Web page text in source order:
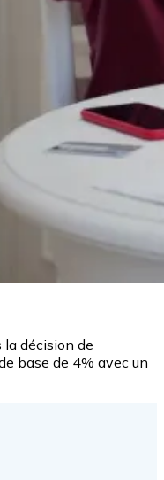
décision de
base de 4% avec un